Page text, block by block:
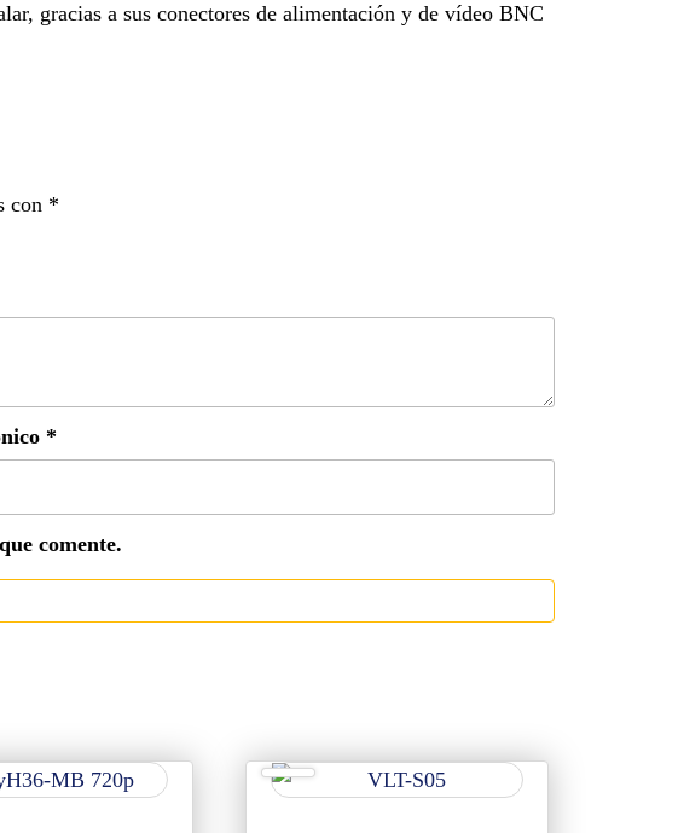
gracias a sus conectores de alimentación y de vídeo BNC
con *
*
comente.